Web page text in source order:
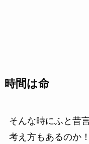
時間は命
そんな時にふと昔
考え方もあるのか！